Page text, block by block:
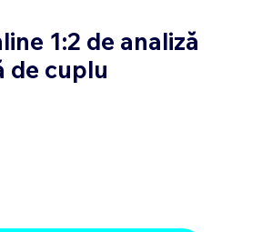
1:2 de analiză
de cuplu